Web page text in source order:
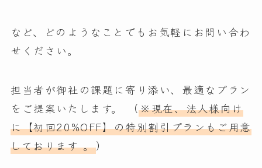
など、どのようなことでもお気軽にお問い合わ
せください。
担当者が御社の課題に寄り添い、最適なプラン
をご提案いたします。 （※現在、法人様向け
に【初回20%OFF】の特別割引プランもご用意
しております 。）